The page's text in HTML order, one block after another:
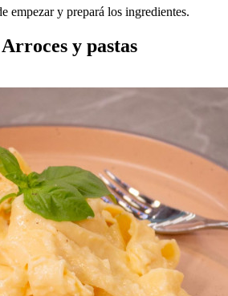
empezar y prepará los ingredientes.
y pastas